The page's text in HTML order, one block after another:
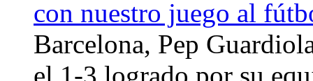
con nuestro juego al
Barcelona, Pep
el 1-3 logrado por su